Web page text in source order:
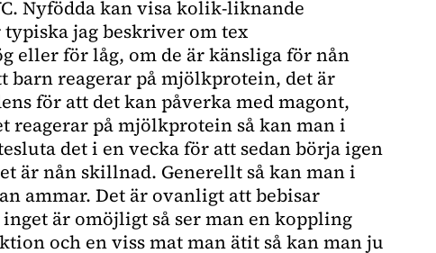
Nyfödda kan visa kolik-liknande
typiska jag beskriver om tex
eller för låg, om de är känsliga för nån
barn reagerar på mjölkprotein, det är
för att det kan påverka med magont,
reagerar på mjölkprotein såkan man i
det i en vecka för att sedan börja igen
är nån skillnad. Generellt så kan man i
ammar. Det är ovanligt att bebisar
är omöjligt så ser man en koppling
och en viss mat man ätit så kan man ju